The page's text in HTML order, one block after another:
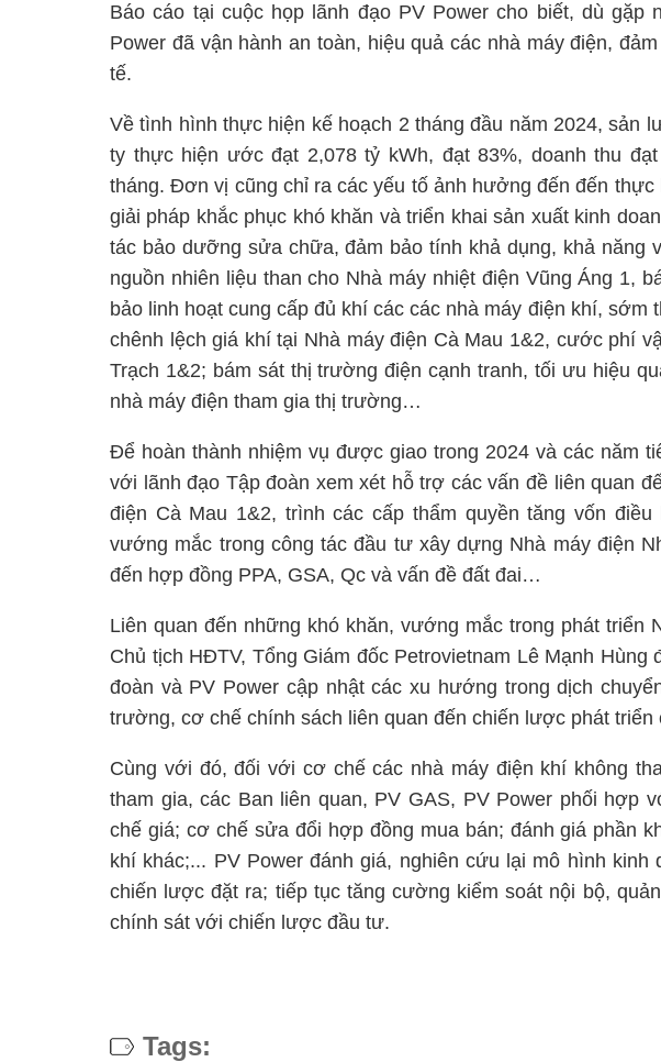
Báo cáo tại cuộc họp lãnh đạo PV Power cho biết, dù gặp
Power đã vận hành an toàn, hiệu quả các nhà máy điện,
tế.
Về tình hình thực hiện kế hoạch 2 tháng đầu năm 2024, sản
ty thực hiện ước đạt 2,078 tỷ kWh, đạt 83%, doanh thu
tháng. Đơn vị cũng chỉ ra các yếu tố ảnh hưởng đến đến
giải pháp khắc phục khó khăn và triển khai sản xuất kinh
tác bảo dưỡng sửa chữa, đảm bảo tính khả dụng, khả năng
nguồn nhiên liệu than cho Nhà máy nhiệt điện Vũng Áng 1,
bảo linh hoạt cung cấp đủ khí các các nhà máy điện khí, sớm
chênh lệch giá khí tại Nhà máy điện Cà Mau 1&2, cước phí
Trạch 1&2; bám sát thị trường điện cạnh tranh, tối ưu hiệu
nhà máy điện tham gia thị trường…
Để hoàn thành nhiệm vụ được giao trong 2024 và các năm
với lãnh đạo Tập đoàn xem xét hỗ trợ các vấn đề liên quan
điện Cà Mau 1&2, trình các cấp thẩm quyền tăng vốn
vướng mắc trong công tác đầu tư xây dựng Nhà máy điện
đến hợp đồng PPA, GSA, Qc và vấn đề đất đai…
Liên quan đến những khó khăn, vướng mắc trong phát triển
Chủ tịch HĐTV, Tổng Giám đốc Petrovietnam Lê Mạnh Hùng
đoàn và PV Power cập nhật các xu hướng trong dịch
trường, cơ chế chính sách liên quan đến chiến lược phát triển
Cùng với đó, đối với cơ chế các nhà máy điện khí không
tham gia, các Ban liên quan, PV GAS, PV Power phối hợp
chế giá; cơ chế sửa đổi hợp đồng mua bán; đánh giá phần
khí khác;... PV Power đánh giá, nghiên cứu lại mô hình
chiến lược đặt ra; tiếp tục tăng cường kiểm soát nội bộ,
chính sát với chiến lược đầu tư.
Tags: